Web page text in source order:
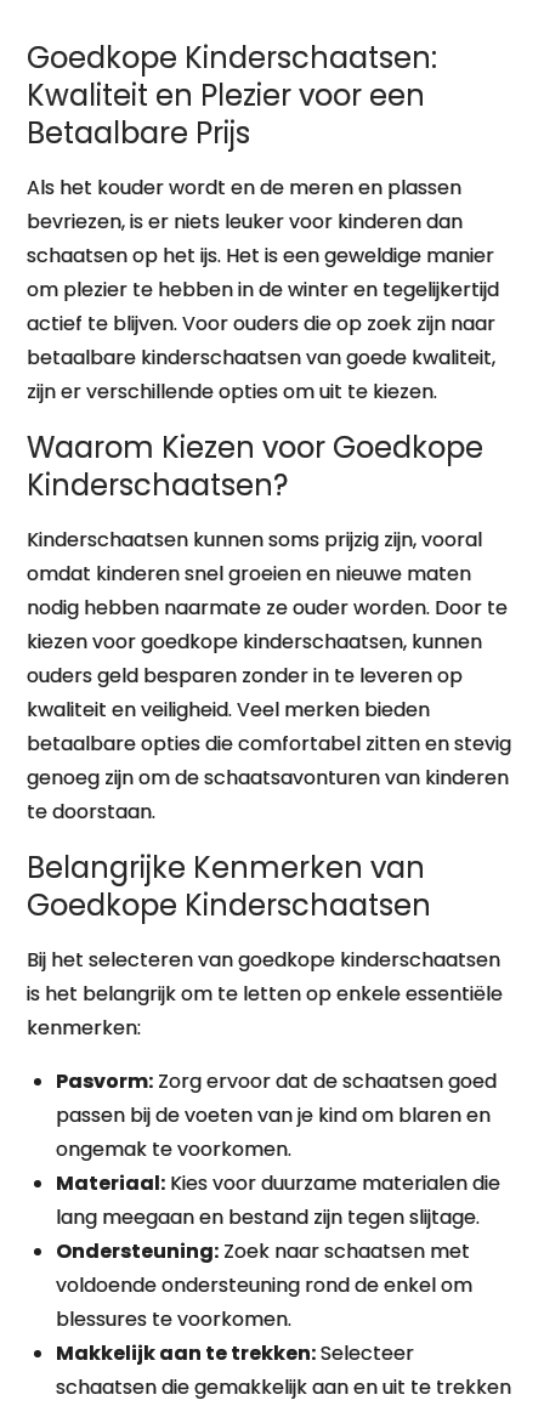
Goedkope Kinderschaatsen:
Kwaliteit en Plezier voor een
Betaalbare Prijs
Als het kouder wordt en de meren en plassen
bevriezen, is er niets leuker voor kinderen dan
schaatsen op het ijs. Het is een geweldige manier
om plezier te hebben in de winter en tegelijkertijd
actief te blijven. Voor ouders die op zoek zijn naar
betaalbare kinderschaatsen van goede kwaliteit,
zijn er verschillende opties om uit te kiezen.
Waarom Kiezen voor Goedkope
Kinderschaatsen?
Kinderschaatsen kunnen soms prijzig zijn, vooral
omdat kinderen snel groeien en nieuwe maten
nodig hebben naarmate ze ouder worden. Door te
kiezen voor goedkope kinderschaatsen, kunnen
ouders geld besparen zonder in te leveren op
kwaliteit en veiligheid. Veel merken bieden
betaalbare opties die comfortabel zitten en stevig
genoeg zijn om de schaatsavonturen van kinderen
te doorstaan.
Belangrijke Kenmerken van
Goedkope Kinderschaatsen
Bij het selecteren van goedkope kinderschaatsen
is het belangrijk om te letten op enkele essentiële
kenmerken:
Pasvorm: Zorg ervoor dat de schaatsen goed
passen bij de voeten van je kind om blaren en
ongemak te voorkomen.
Materiaal: Kies voor duurzame materialen die
lang meegaan en bestand zijn tegen slijtage.
Ondersteuning: Zoek naar schaatsen met
voldoende ondersteuning rond de enkel om
blessures te voorkomen.
Makkelijk aan te trekken:Selecteer
schaatsen die gemakkelijk aan en uit te trekken